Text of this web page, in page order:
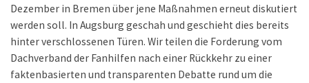
Dezember in Bremen über jene Maßnahmen erneut diskutiert
werden soll. In Augsburg geschah und geschieht dies bereits
hinter verschlossenen Türen. Wir teilen die Forderung vom
Dachverband der Fanhilfen nach einer Rückkehr zu einer
faktenbasierten und transparenten Debatte rund um die